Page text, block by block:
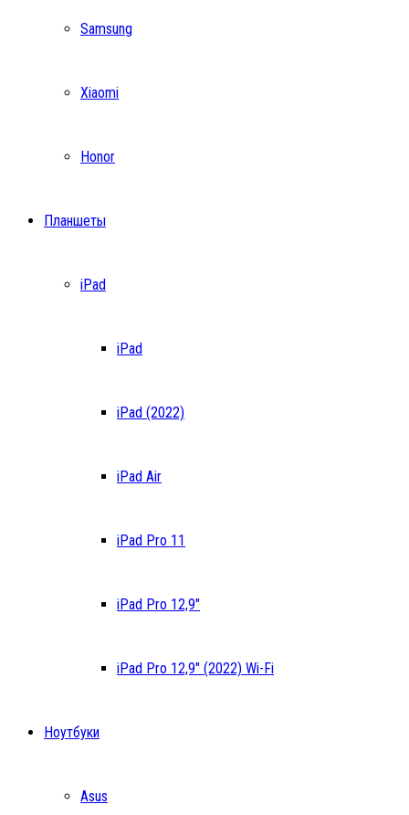
Samsung
Xiaomi
Honor
Планшеты
iPad
iPad
iPad (2022)
iPad Air
iPad Pro 11
iPad Pro 12,9″
iPad Pro 12,9″ (2022) Wi-Fi
Ноутбуки
Asus